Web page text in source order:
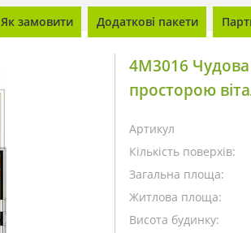
Як замовити Додаткові пакети
4M3016 Чудова
просторою
Артикул
Кількість поверхів:
Загальна площа:
Житлова площа:
Висота будинку: